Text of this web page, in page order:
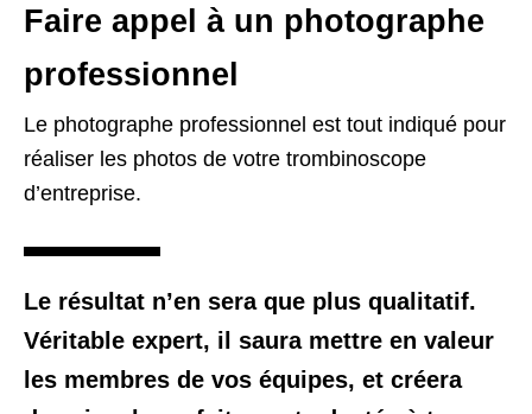
Faire appel à un photographe
professionnel
Le photographe professionnel est tout indiqué pour
réaliser les photos de votre trombinoscope
d’entreprise.
Le résultat n’en sera que plus qualitatif.
Véritable expert, il saura mettre en valeur
les membres de vos équipes, et créera